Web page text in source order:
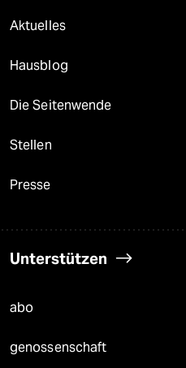
Aktuelles
Hausblog
Die Seitenwende
Stellen
Presse
Unterstützen
abo
genossenschaft